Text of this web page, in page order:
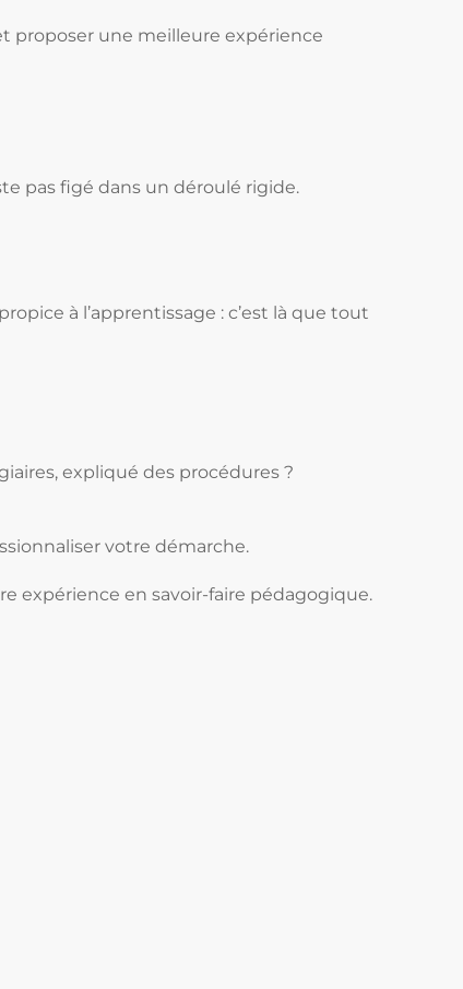
proposer une meilleure expérience
pas figé dans un déroulé rigide.
à l’apprentissage : c’est là que tout
expliqué des procédures ?
votre démarche.
expérience en savoir-faire pédagogique.